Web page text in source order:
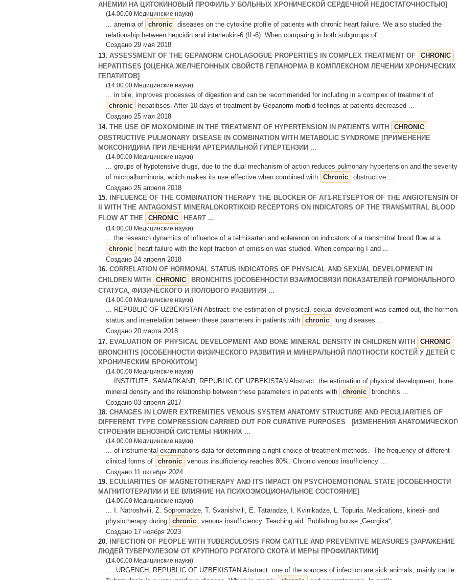
АНЕМИИ НА ЦИТОКИНОВЫЙ ПРОФИЛЬ У БОЛЬНЫХ ХРОНИЧЕСКОЙ СЕРДЕЧНОЙ НЕДОСТАТОЧНОСТЬЮ]
(14.00.00 Медицинские науки)
... anemia of chronic
diseases on the cytokine profile of patients with chronic heart failure. We also studied the
relationship between hepcidin and interleukin-6 (IL-6). When comparing in both subgroups of ...
Создано 29 мая 2018
13. ASSESSMENT OF THE GEPANORM CHOLAGOGUE PROPERTIES IN COMPLEX TREATMENT OF
CHRONIC
HEPATITISES [ОЦЕНКА ЖЕЛЧЕГОННЫХ СВОЙСТВ ГЕПАНОРМА В КОМПЛЕКСНОМ ЛЕЧЕНИИ ХРОНИЧЕСКИХ
ГЕПАТИТОВ]
(14.00.00 Медицинские науки)
... in bile, improves processes of digestion and can be recommended for including in a complex of treatment of
chronic
hepatitises. After 10 days of treatment by Gepanorm morbid feelings at patients decreased ...
Создано 25 мая 2018
14. THE USE OF MOXONIDINE IN THE TREATMENT OF HYPERTENSION IN PATIENTS WITH
CHRONIC
OBSTRUCTIVE PULMONARY DISEASE IN COMBINATION WITH METABOLIC SYNDROME [ПРИМЕНЕНИЕ
МОКСОНИДИНА ПРИ ЛЕЧЕНИИ АРТЕРИАЛЬНОЙ ГИПЕРТЕНЗИИ ...
(14.00.00 Медицинские науки)
... groups of hypotensive drugs, due to the dual mechanism of action reduces pulmonary hypertension and the severity
of microalbuminuria, which makes its use effective when combined with
Chronic
obstructive ...
Создано 25 апреля 2018
15.
INFLUENCE OF THE COMBINATION THERAPY THE BLOCKER OF AT1-RETSEPTOR OF THE ANGIOTENSIN
II WITH THE ANTAGONIST MINERALOKORTIKOID RECEPTORS ON INDICATORS OF THE TRANSMITRAL BLOOD
FLOW AT THE
CHRONIC HEART ...
(14.00.00 Медицинские науки)
... the research dynamics of influence of a telmisartan and eplerenon on indicators of a transmitral blood flow at a
chronic
heart failure with the kept fraction of emission was studied. When comparing I and ...
Создано 24 апреля 2018
16. CORRELATION OF HORMONAL STATUS INDICATORS OF PHYSICAL AND SEXUAL DEVELOPMENT IN
CHILDREN WITH
CHRONIC
BRONCHITIS [ОСОБЕННОСТИ ВЗАИМОСВЯЗИ ПОКАЗАТЕЛЕЙ ГОРМОНАЛЬНОГО
СТАТУСА, ФИЗИЧЕСКОГО И ПОЛОВОГО РАЗВИТИЯ ...
(14.00.00 Медицинские науки)
... REPUBLIC OF UZBEKISTAN Abstract: the estimation of physical, sexual development was carried out, the
status and interrelation between these parameters in patients with
chronic
lung diseases ...
Создано 20 марта 2018
17. EVALUATION OF PHYSICAL DEVELOPMENT AND BONE MINERAL DENSITY IN CHILDREN WITH
CHRONIC
BRONCHITIS [ОСОБЕННОСТИ ФИЗИЧЕСКОГО РАЗВИТИЯ И МИНЕРАЛЬНОЙ ПЛОТНОСТИ КОСТЕЙ У ДЕТЕЙ С
ХРОНИЧЕСКИМ БРОНХИТОМ]
(14.00.00 Медицинские науки)
... INSTITUTE, SAMARKAND, REPUBLIC OF UZBEKISTAN Abstract: the estimation of physical development, bone
mineral density and the relationship between these parameters in patients with
chronic
bronchitis ...
Создано 03 апреля 2017
18. CHANGES IN LOWER EXTREMITIES VENOUS SYSTEM ANATOMY STRUCTURE AND PECULIARITIES OF
DIFFERENT TYPE COMPRESSION CARRIED OUT FOR CURATIVE PURPOSES [ИЗМЕНЕНИЯ
СТРОЕНИЯ ВЕНОЗНОЙ СИСТЕМЫ НИЖНИХ ...
(14.00.00 Медицинские науки)
... of instrumental examinations data for determining a right choice of treatment methods. The frequency of different
clinical forms of
chronic
venous insufficiency reaches 80%. Chronic venous insufficiency ...
Создано 11 октября 2024
19. ECULIARITIES OF MAGNETOTHERAPY AND ITS IMPACT ON PSYCHOEMOTIONAL STATE [ОСОБЕННОСТИ
МАГНИТОТЕРАПИИ И ЕЕ ВЛИЯНИЕ НА ПСИХОЭМОЦИОНАЛЬНОЕ СОСТОЯНИЕ]
(14.00.00 Медицинские науки)
... I. Natroshvili, Z. Sopromadze, T. Svanishvili, E. Tataradze, I. Kvinikadze, L. Topuria. Medications, kinesi- and
physiotherapy during
chronic
venous insufficiency. Teaching aid. Publishing house „Georgika“, ...
Создано 17 ноября 2023
20.
INFECTION OF PEOPLE WITH TUBERCULOSIS FROM CATTLE AND PREVENTIVE MEASURES [ЗАРАЖЕНИЕ
ЛЮДЕЙ ТУБЕРКУЛЕЗОМ ОТ КРУПНОГО РОГАТОГО СКОТА И МЕРЫ ПРОФИЛАКТИКИ]
(14.00.00 Медицинские науки)
... URGENCH, REPUBLIC OF UZBEKISTAN Abstract: one of the sources of infection are sick animals, mainly cattle.